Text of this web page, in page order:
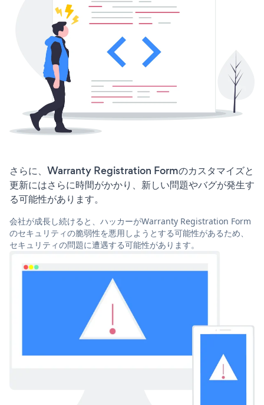
さらに、Warranty Registration Formのカスタマイズと
更新にはさらに時間がかかり、新しい問題やバグが発生す
る可能性があります。
会社が成長し続けると、ハッカーがWarranty Registration Form
のセキュリティの脆弱性を悪用しようとする可能性があるため、
セキュリティの問題に遭遇する可能性があります。